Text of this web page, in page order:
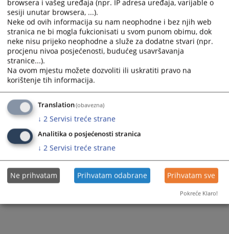
Пратећи документи
ЕУ4Јустице ИГ 2020 ЦИР wеб
871ПРЕГЛЕДА
browsera i vašeg uređaja (npr. IP adresa uređaja, varijable o
sesiji unutar browsera, ...).
Neke od ovih informacija su nam neophodne i bez njih web
stranica ne bi mogla fukcionisati u svom punom obimu, dok
neke nisu prijeko neophodne a služe za dodatne stvari (npr.
procjenu nivoa posjećenosti, budućeg usavršavanja
stranice...).
Na ovom mjestu možete dozvoliti ili uskratiti pravo na
korištenje tih informacija.
Translation(obavezna)
↓ 2 Servisi treće strane
Analitika o posjećenosti stranica
↓ 2 Servisi treće strane
Ne prihvatam Prihvatam odabrane Prihvatam sve
Pokreće Klaro!